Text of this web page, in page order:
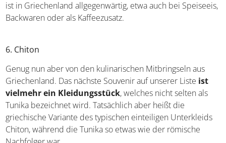
Diegewöhnungsbedürftige Geschmacksrichtung
Mastixist in Griechenland allgegenwärtig, etwa auch bei
6. Chiton
Genug nun aber von den kulinarischen Mitbringseln aus
Griechenland. Das nächste Souvenir auf unserer Listeist
vielmehr ein Kleidungsstück, welches nicht selten als
Tunika bezeichnet wird. Tatsächlich aber heißt die
griechische Variante des typischen einteiligen Unterkleids